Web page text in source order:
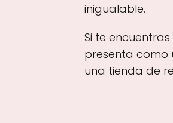
inigualable.
Si te
presenta como
una tienda de